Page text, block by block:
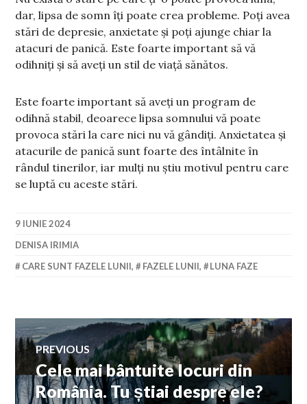
dar, lipsa de somn îți poate crea probleme. Poți avea
stări de depresie, anxietate și poți ajunge chiar la
atacuri de panică. Este foarte important să vă
odihniți și să aveți un stil de viață sănătos.
Este foarte important să aveți un program de
odihnă stabil, deoarece lipsa somnului vă poate
provoca stări la care nici nu vă gândiți. Anxietatea și
atacurile de panică sunt foarte des întâlnite în
rândul tinerilor, iar mulți nu știu motivul pentru care
se luptă cu aceste stări.
9 IUNIE 2024
DENISA IRIMIA
CARE SUNT FAZELE LUNII, FAZELE LUNII, LUNA FAZE
Navigare
în
PREVIOUS
Previous
post:
Cele mai bântuite locuri din
România. Tu știai despre ele?